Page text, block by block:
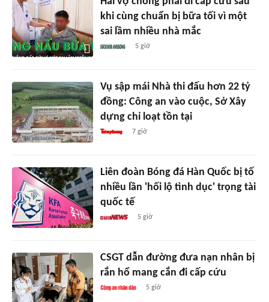
khi cùng chuẩn bị bữa tối vì một
sai lầm nhiều nhà mắc
5 giờ
Vụ sập mái Nhà thi đấu hơn 22 tỷ
đồng: Công an vào cuộc, Sở Xây
dựng chỉ loạt tồn tại
7 giờ
Liên đoàn Bóng đá Hàn Quốc bị tố
nhiều lần 'hối lộ tình dục' trọng tài
quốc tế
5 giờ
CSGT dẫn đường đưa nạn nhân bị
rắn hổ mang cắn đi cấp cứu
5 giờ